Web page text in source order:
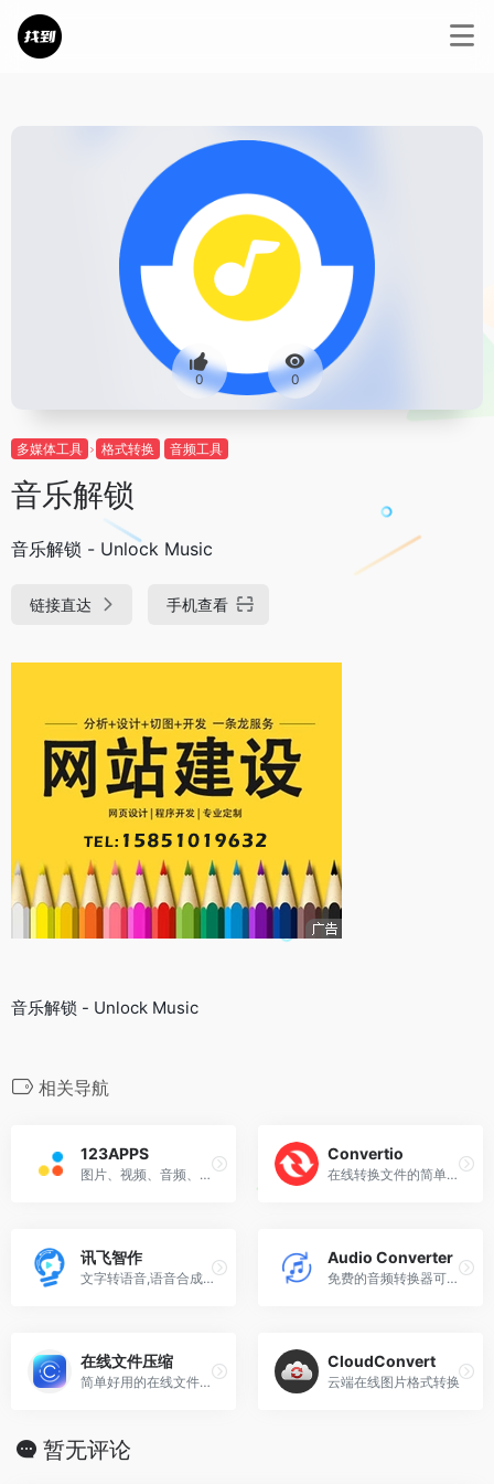
0 0
多媒体工具 格式转换 音频工具
音乐解锁
音乐解锁 - Unlock Music
链接直达 手机查看
音乐解锁 - Unlock Music
相关导航
123APPS
图片、视频、音频、字体、PDF等文件格式转换
Convertio
在线转换文件的简单工具。支持超过309种不同的文档、图像、电子表格、电子书、文档、演示文稿、音频和视频格式。
讯飞智作
文字转语音,语音合成,一站式配音服务平台
Audio Converter
免费的音频转换器可让您转换MP3、WAV、M4A、FLAC、OGG、WMA、MIDI等多种音频格式。
在线文件压缩
简单好用的在线文件压缩软件
CloudConvert
云端在线图片格式转换
暂无评论